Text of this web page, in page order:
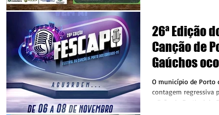
26ª Edição
Canção de
Gaúchos
dias 06 a 08
de 2025
O município de Porto
contagem regressiva
edição do Festival da